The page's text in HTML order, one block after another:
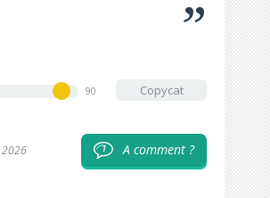
90 Copycat
2026 1 A comment ?